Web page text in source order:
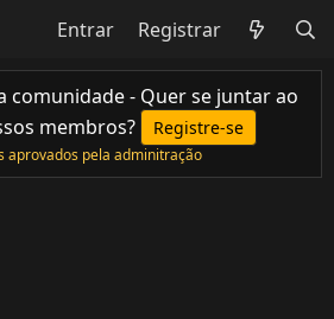
Entrar Registrar
comunidade - Quer se juntar ao
membros?
Registre-se
aprovados pela adminitração